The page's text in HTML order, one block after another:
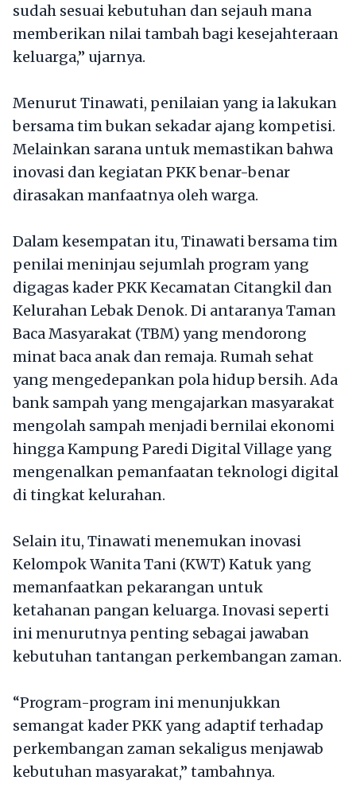
sudah sesuai kebutuhan dan sejauh mana
memberikan nilai tambah bagi kesejahteraan
keluarga,” ujarnya.
Menurut Tinawati, penilaian yang ia lakukan
bersama tim bukan sekadar ajang kompetisi.
Melainkan sarana untuk memastikan bahwa
inovasi dan kegiatan PKK benar-benar
dirasakan manfaatnya oleh warga.
Dalam kesempatan itu, Tinawati bersama tim
penilai meninjau sejumlah program yang
digagas kader PKK Kecamatan Citangkil dan
Kelurahan Lebak Denok. Di antaranya Taman
Baca Masyarakat (TBM) yang mendorong
minat baca anak dan remaja. Rumah sehat
yang mengedepankan pola hidup bersih. Ada
bank sampah yang mengajarkan masyarakat
mengolah sampah menjadi bernilai ekonomi
hingga Kampung Paredi Digital Village yang
mengenalkan pemanfaatan teknologi digital
di tingkat kelurahan.
Selain itu, Tinawati menemukan inovasi
Kelompok Wanita Tani (KWT) Katuk yang
memanfaatkan pekarangan untuk
ketahanan pangan keluarga. Inovasi seperti
ini menurutnya penting sebagai jawaban
kebutuhan tantangan perkembangan zaman.
“Program-program ini menunjukkan
semangat kader PKK yang adaptif terhadap
perkembangan zaman sekaligus menjawab
kebutuhan masyarakat,” tambahnya.